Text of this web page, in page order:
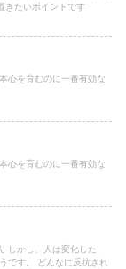
きたいポイントです
心を育むのに一番有効な
心を育むのに一番有効な
しかし、人は変化した
です。 どんなに反抗され